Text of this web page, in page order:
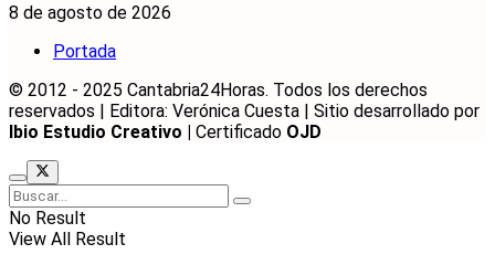
8 de agosto de 2026
Portada
© 2012 - 2025 Cantabria24Horas. Todos los derechos
reservados | Editora: Verónica Cuesta | Sitio desarrollado por
Ibio Estudio Creativo | Certificado OJD
No Result
View All Result